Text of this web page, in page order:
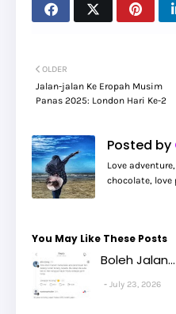
OLDER
Jalan-jalan Ke Eropah Musim
Panas 2025: London Hari Ke-2
Posted by
Love
chocolate,
You May Like These Posts
Boleh Jalan...
July 23, 2026